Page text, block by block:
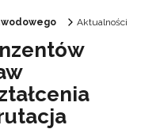
Aktualności